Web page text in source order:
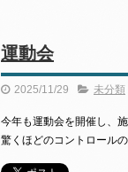
運動会
2025/11/29 未分類
今年も運動会を開催し、
驚くほどのコントロール